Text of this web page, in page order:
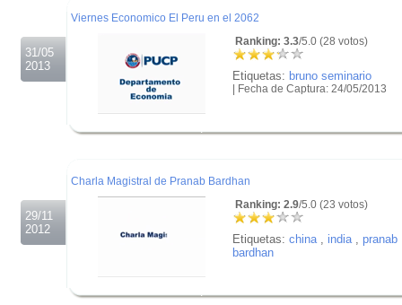
31/05
2013
Viernes Economico El Peru en el 2062
Ranking: 3.3/5.0 (28 votos)
Etiquetas: bruno seminario
| Fecha de Captura: 24/05/2013
29/11
2012
Charla Magistral de Pranab Bardhan
Ranking: 2.9/5.0 (23 votos)
Etiquetas: china india
pranab
bardhan